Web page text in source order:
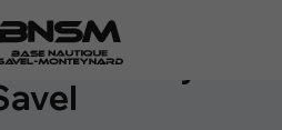
à Mayres-